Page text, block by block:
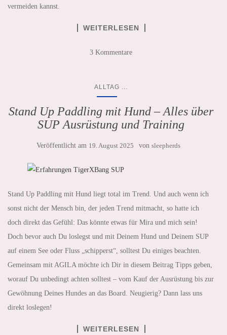
vermeiden kannst.
WEITERLESEN
3 Kommentare
ALLTAG ...
Stand Up Paddling mit Hund – Alles über
SUP Ausrüstung und Training
Veröffentlicht am 19. August 2025 von sleepherds
Stand Up Paddling mit Hund liegt total im Trend. Und auch wenn ich
sonst nicht der Mensch bin, der jeden Trend mitmacht, so hatte ich
doch direkt das Gefühl: Das könnte etwas für Mira und mich sein!
Doch bevor auch Du loslegst und mit Deinem Hund und Deinem SUP
auf einem See oder Fluss „schipperst“, solltest Du einiges beachten.
Gemeinsam mit AGILA möchte ich Dir in diesem Beitrag Tipps geben,
worauf Du unbedingt achten solltest – vom Kauf der Ausrüstung bis zur
Gewöhnung Deines Hundes an das Board. Neugierig? Dann lass uns
direkt loslegen!
WEITERLESEN